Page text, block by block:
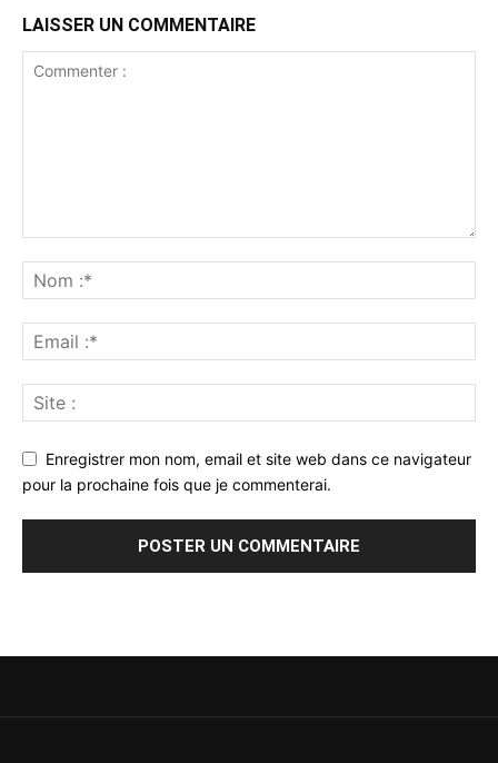
LAISSER UN COMMENTAIRE
Enregistrer mon nom, email et site web dans ce navigateur
pour la prochaine fois que je commenterai.